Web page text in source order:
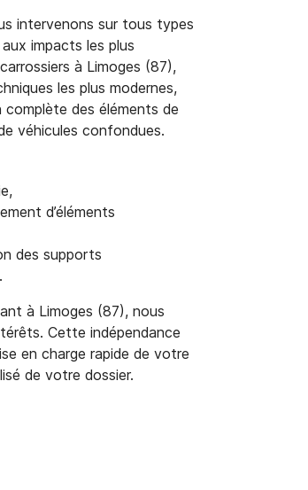
intervenons sur tous types
impacts les plus
à Limoges (87),
les plus modernes,
des éléments de
véhicules confondues.
d’éléments
des supports
à Limoges (87), nous
Cette indépendance
en charge rapide de votre
de votre dossier.